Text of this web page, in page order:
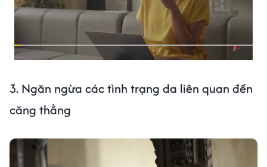
3. Ngăn ngừa các tình trạng da liên quan đến
căng thẳng